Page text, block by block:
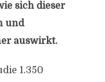
sich dieser
und
auswirkt.
1.350